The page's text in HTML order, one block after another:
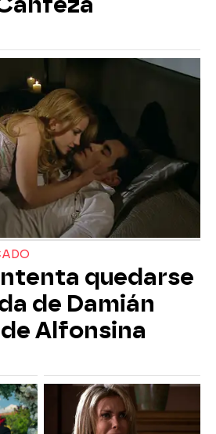
quedarse
de Damián
Alfonsina